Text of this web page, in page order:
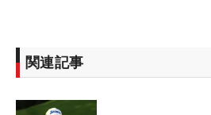
関連記事